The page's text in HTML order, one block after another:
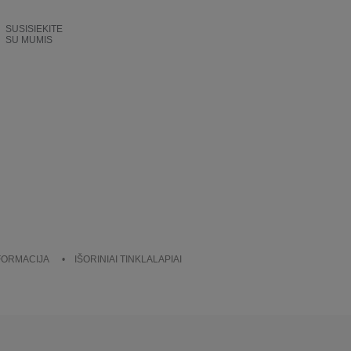
SUSISIEKITE
SU MUMIS
IŠORINIAI TINKLALAPIAI